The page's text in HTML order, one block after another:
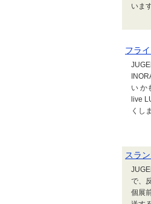
いま
フラ
い か
live
くし
スラ
で、
個展